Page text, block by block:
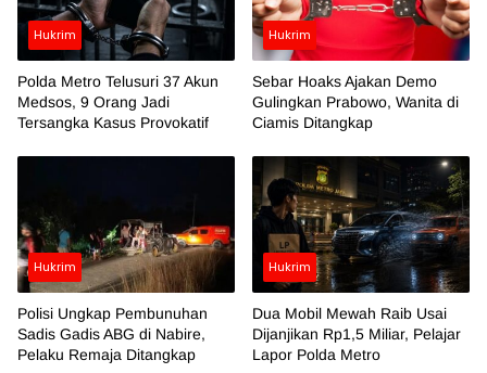
Hukrim
Polda Metro Telusuri 37 Akun
Medsos, 9 Orang Jadi
Tersangka Kasus Provokatif
Hukrim
Sebar Hoaks Ajakan Demo
Gulingkan Prabowo, Wanita di
Ciamis Ditangkap
Hukrim
Polisi Ungkap Pembunuhan
Sadis Gadis ABG di Nabire,
Pelaku Remaja Ditangkap
Hukrim
Dua Mobil Mewah Raib Usai
Dijanjikan Rp1,5 Miliar, Pelajar
Lapor Polda Metro